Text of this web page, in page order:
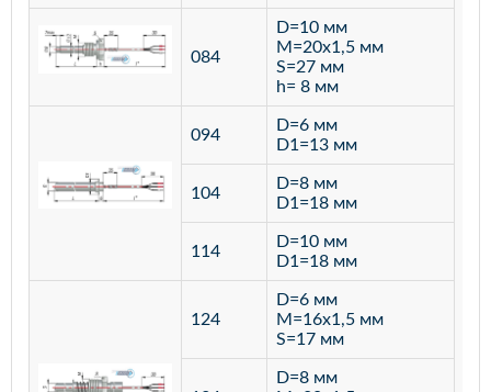
084
D=10 мм
M=20х1,5 мм
S=27 мм
h= 8 мм
094
D=6 мм
D1=13 мм
104
D=8 мм
D1=18 мм
114
D=10 мм
D1=18 мм
124
D=6 мм
M=16х1,5 мм
S=17 мм
D=8 мм